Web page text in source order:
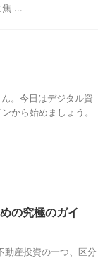
焦 ...
。今日はデジタル資
から始めましょう。
の究極のガイ
動産投資の一つ、区分